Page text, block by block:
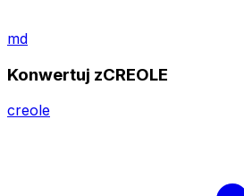
md
Konwertuj zCREOLE
creole